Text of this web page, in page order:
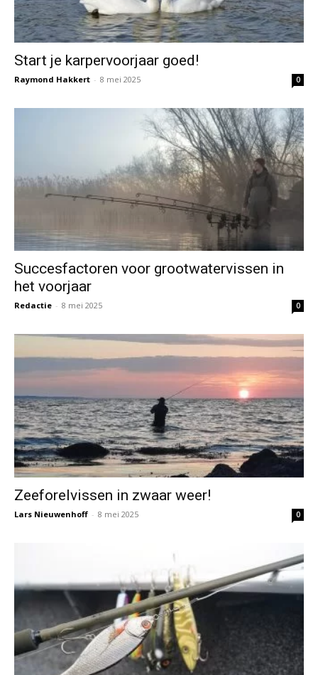
Start je karpervoorjaar goed!
Raymond Hakkert - 8 mei 2025 0
Succesfactoren voor grootwatervissen in
het voorjaar
Redactie - 8 mei 2025 0
Zeeforelvissen in zwaar weer!
Lars Nieuwenhoff - 8 mei 2025 0